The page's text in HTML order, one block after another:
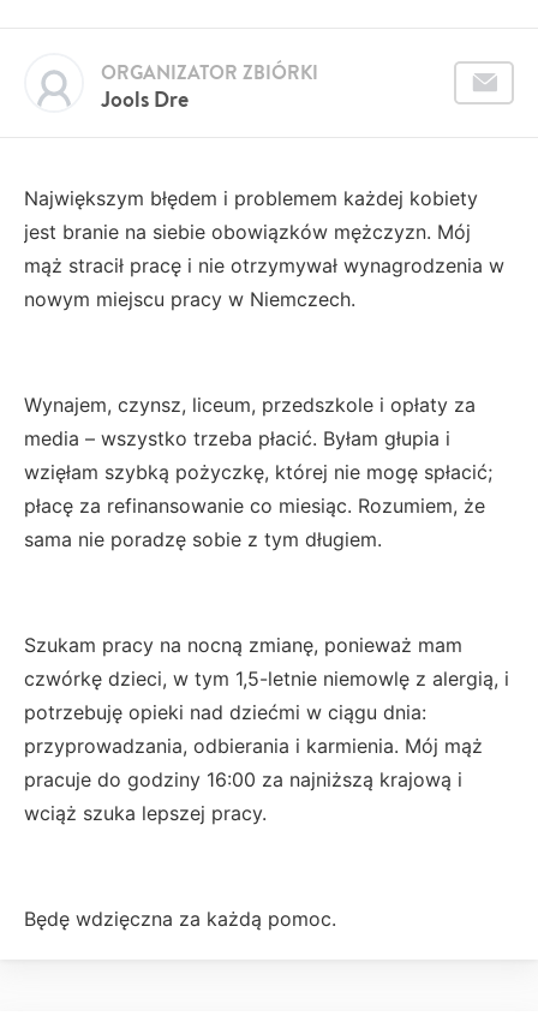
Jools Dre
ORGANIZATOR ZBIÓRKI
Największym błędem i problemem każdej kobiety
jest branie na siebie obowiązków mężczyzn. Mój
mąż stracił pracę i nie otrzymywał wynagrodzenia w
nowym miejscu pracy w Niemczech.
Wynajem, czynsz, liceum, przedszkole i opłaty za
media – wszystko trzeba płacić. Byłam głupia i
wzięłam szybką pożyczkę, której nie mogę spłacić;
płacę za refinansowanie co miesiąc. Rozumiem, że
sama nie poradzę sobie z tym długiem.
Szukam pracy na nocną zmianę, ponieważ mam
czwórkę dzieci, w tym 1,5-letnie niemowlę z alergią, i
potrzebuję opieki nad dziećmi w ciągu dnia:
przyprowadzania, odbierania i karmienia. Mój mąż
pracuje do godziny 16:00 za najniższą krajową i
wciąż szuka lepszej pracy.
Będę wdzięczna za każdą pomoc.